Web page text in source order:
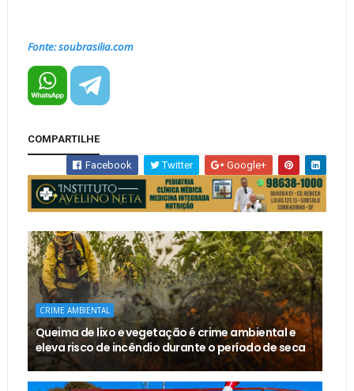
Fonte: soubrasilia.com
COMPARTILHE
Facebook Twitter Google+
CRIME AMBIENTAL
Queima de lixo e vegetação é crime ambiental e
eleva risco de incêndio durante o período de seca